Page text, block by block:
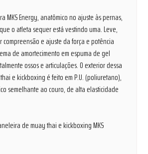
MKS Energy, anatômico no ajuste às pernas,
o atleta sequer está vestindo uma. Leve,
compreensão e ajuste da força e potência
de amortecimento em espuma de gel
ossos e articulações. O exterior dessa
e kickboxing é feito em P.U. (poliuretano),
semelhante ao couro, de alta elasticidade
de muay thai e kickboxing MKS